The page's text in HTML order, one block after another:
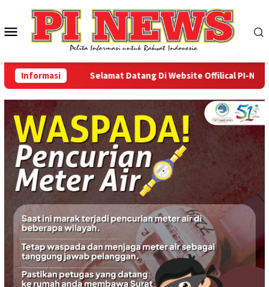
konten
Menu
Mobile
Informasi Selamat Datang Di Website Offilical PI-News